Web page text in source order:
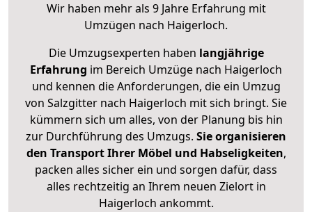
Wir haben mehr als 9 Jahre Erfahrung mit
Umzügen nach Haigerloch.
Die Umzugsexperten haben langjährige
Erfahrung im Bereich Umzüge nach Haigerloch
und kennen die Anforderungen, die ein Umzug
von Salzgitter nach Haigerloch mit sich bringt. Sie
kümmern sich um alles, von der Planung bis hin
zur Durchführung des Umzugs. Sie organisieren
den Transport Ihrer Möbel und Habseligkeiten,
packen alles sicher ein und sorgen dafür, dass
alles rechtzeitig an Ihrem neuen Zielort in
Haigerloch ankommt.